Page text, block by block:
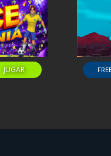
JUGAR